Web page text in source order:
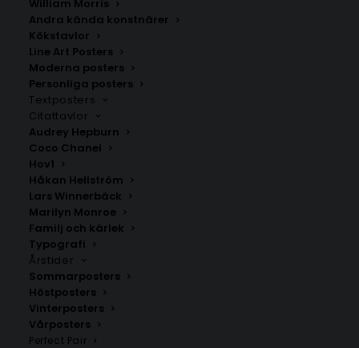
William Morris
Andra kända konstnärer
Kökstavlor
Line Art Posters
Moderna posters
Personliga posters
Textposters
Citattavlor
Audrey Hepburn
Coco Chanel
Hov1
Håkan Hellström
Lars Winnerbäck
Marilyn Monroe
Familj och kärlek
Typografi
Årstider
Sommarposters
Höstposters
Vinterposters
Vårposters
Perfect Pair
Višegrad
Fr.200.00kr